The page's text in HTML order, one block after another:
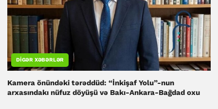
DIGƏR XƏBƏRLƏR
Kamera önündəki tərəddüd: “İnkişaf Yolu”-nun
arxasındakı nüfuz döyüşü və Bakı-Ankara-Bağdad oxu